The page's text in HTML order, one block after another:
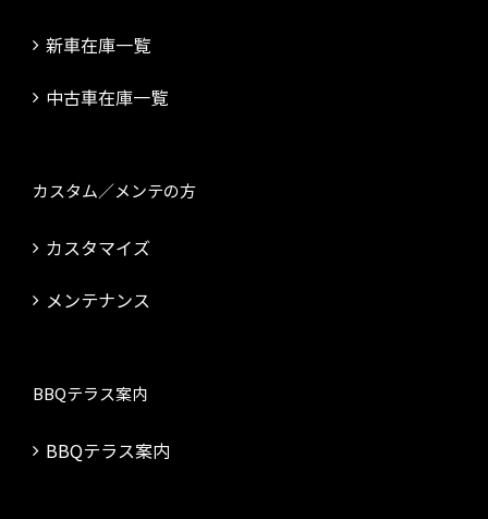
新車在庫一覧
中古車在庫一覧
カスタム／メンテの方
カスタマイズ
メンテナンス
BBQテラス案内
BBQテラス案内